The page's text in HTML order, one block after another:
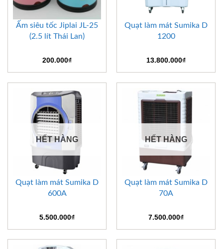
Ấm siêu tốc Jiplai JL-25
(2.5 lít Thái Lan)
200.000₫
Quạt làm mát Sumika D
1200
13.800.000₫
HẾT HÀNG
Quạt làm mát Sumika D
600A
5.500.000₫
HẾT HÀNG
Quạt làm mát Sumika D
70A
7.500.000₫